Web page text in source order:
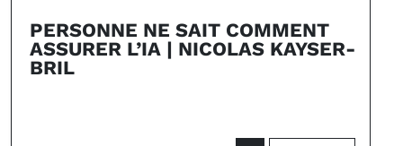
PERSONNE NE SAIT COMMENT
ASSURER L’IA | NICOLAS KAYSER-
BRIL